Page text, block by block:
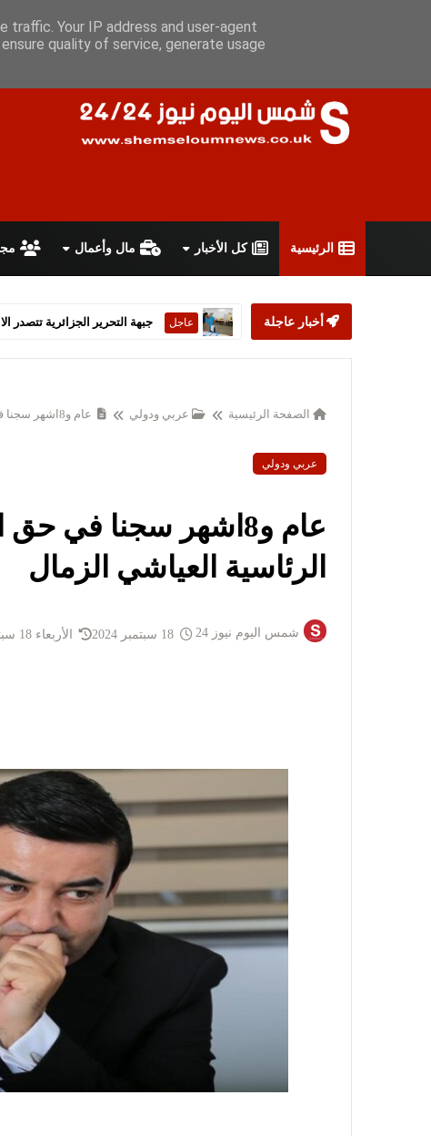
سياسة الخصوصية اتفاقية الاستخدام أعلن
الرئيسية كل الأخبار مال وأعمال
أخبار عاجلة عاجل ستارمر يعلن استقالته من رئاسة
الصفحة الرئيسية عربي ودولي عام و8اشهر سجنا في حق المترشح للانتحابات الرئاسية العياشي الزمال
عربي ودولي
عام و8اشهر سجنا في
الرئاسية العياشي الزمال
شمس اليوم نيوز 24 الأربعاء 18 سبتمبر 2024
Your IP address and user-agent
quality of service, generate usage